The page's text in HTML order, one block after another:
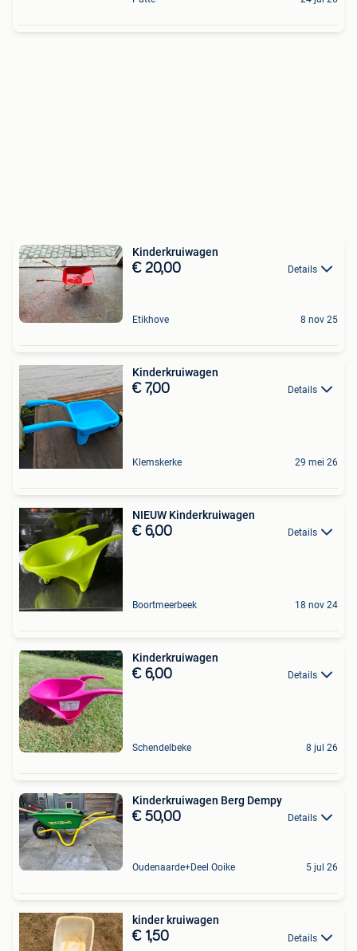
Kinderkruiwagen
€ 20,00 Details
Etikhove 8 nov 25
Kinderkruiwagen
€ 7,00 Details
Klemskerke 29 mei 26
NIEUW Kinderkruiwagen
€ 6,00 Details
Boortmeerbeek 18 nov 24
Kinderkruiwagen
€ 6,00 Details
Schendelbeke 8 jul 26
Kinderkruiwagen Berg Dempy
€ 50,00 Details
Oudenaarde+Deel Ooike 5 jul 26
kinder kruiwagen
€ 1,50 Details